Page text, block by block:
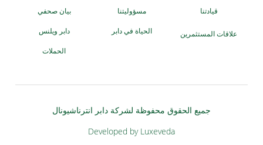
قيادتنا
علاقات المستثمرين
مسؤوليتنا
الحياة في دابر
بيان صحفي
دابر ويلنس
الحملات
جميع الحقوق محفوظة لشركة دابر انترناشيونال
Developed by Luxeveda